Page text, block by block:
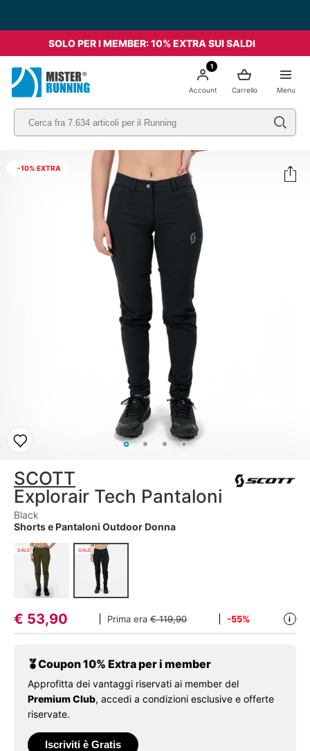
SOLO PER I MEMBER: 10% EXTRA SUI SALDI
Menu
Carrello
1
Account
-10% EXTRA
SCOTT
Explorair Tech Pantaloni
Black
Shorts e Pantaloni Outdoor Donna
SALE SALE
€ 53,90 Prima era€ 119,90 -55% i
Coupon 10% Extra per i member
Approfitta dei vantaggi riservati ai member del
Premium Club, accedi a condizioni esclusive e offerte
riservate.
Iscriviti è Gratis